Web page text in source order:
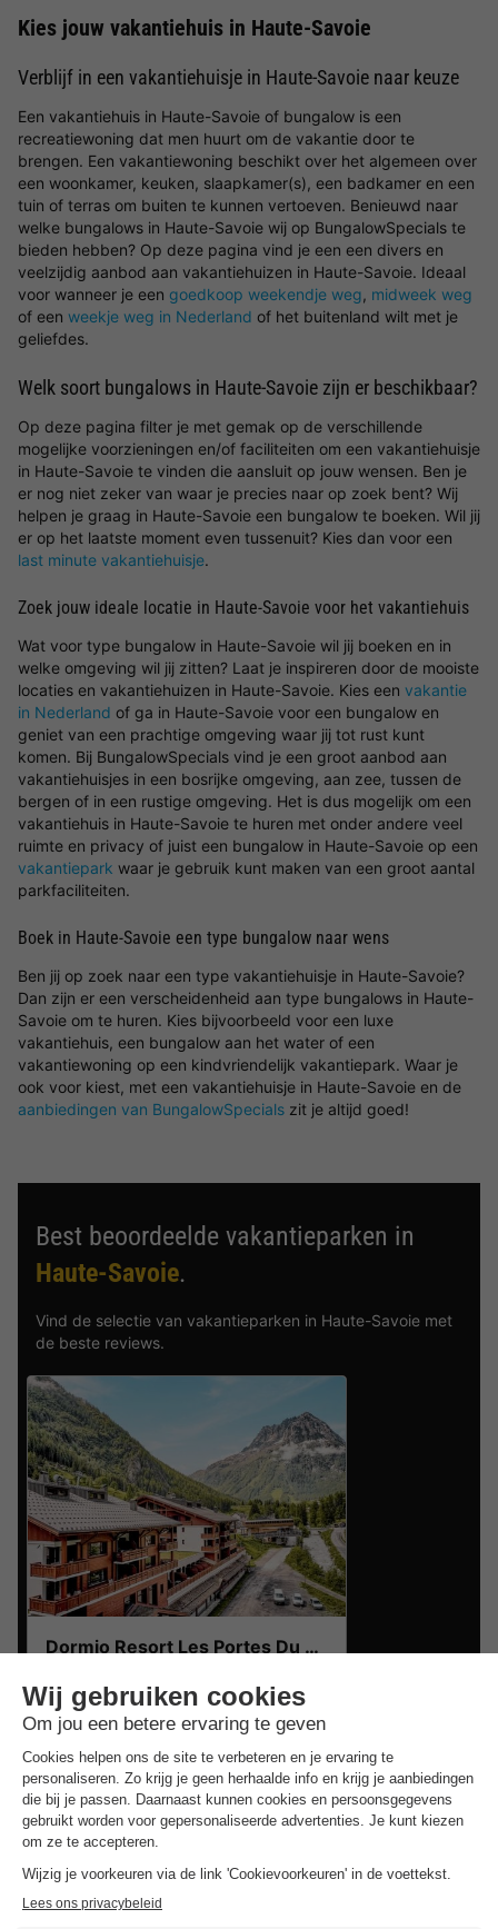
Kies jouw vakantiehuis in Haute-Savoie
Verblijf in een vakantiehuisje in Haute-Savoie naar keuze
Een vakantiehuis in Haute-Savoie of bungalow is een
recreatiewoning dat men huurt om de vakantie door te
brengen. Een vakantiewoning beschikt over het algemeen over
een woonkamer, keuken, slaapkamer(s), een badkamer en een
tuin of terras om buiten te kunnen vertoeven. Benieuwd naar
welke bungalows in Haute-Savoie wij op BungalowSpecials te
bieden hebben? Op deze pagina vind je een een divers en
veelzijdig aanbod aan vakantiehuizen in Haute-Savoie. Ideaal
voor wanneer je een goedkoop weekendje weg, midweek weg
of een weekje weg in Nederland of het buitenland wilt met je
geliefdes.
Welk soort bungalows in Haute-Savoie zijn er beschikbaar?
Op deze pagina filter je met gemak op de verschillende
mogelijke voorzieningen en/of faciliteiten om een vakantiehuisje
in Haute-Savoie te vinden die aansluit op jouw wensen. Ben je
er nog niet zeker van waar je precies naar op zoek bent? Wij
helpen je graag in Haute-Savoie een bungalow te boeken. Wil jij
er op het laatste moment even tussenuit? Kies dan voor een
last minute vakantiehuisje.
Zoek jouw ideale locatie in Haute-Savoie voor het vakantiehuis
Wat voor type bungalow in Haute-Savoie wil jij boeken en in
welke omgeving wil jij zitten? Laat je inspireren door de mooiste
locaties en vakantiehuizen in Haute-Savoie. Kies een vakantie
in Nederland of ga in Haute-Savoie voor een bungalow en
geniet van een prachtige omgeving waar jij tot rust kunt
komen. Bij BungalowSpecials vind je een groot aanbod aan
vakantiehuisjes in een bosrijke omgeving, aan zee, tussen de
bergen of in een rustige omgeving. Het is dus mogelijk om een
vakantiehuis in Haute-Savoie te huren met onder andere veel
ruimte en privacy of juist een bungalow in Haute-Savoie op een
vakantiepark waar je gebruik kunt maken van een groot aantal
parkfaciliteiten.
Boek in Haute-Savoie een type bungalow naar wens
Ben jij op zoek naar een type vakantiehuisje in Haute-Savoie?
Dan zijn er een verscheidenheid aan type bungalows in Haute-
Savoie om te huren. Kies bijvoorbeeld voor een luxe
vakantiehuis, een bungalow aan het water of een
vakantiewoning op een kindvriendelijk vakantiepark. Waar je
ook voor kiest, met een vakantiehuisje in Haute-Savoie en de
aanbiedingen van BungalowSpecials zit je altijd goed!
Best beoordeelde vakantieparken in
Haute-Savoie.
Vind de selectie van vakantieparken in Haute-Savoie met
de beste reviews.
Dormio Resort Les Portes Du Mont Blanc
Studio 2
personen
nacht, Vanaf
Aanbevolen prijs:€ 230
-10% € 207